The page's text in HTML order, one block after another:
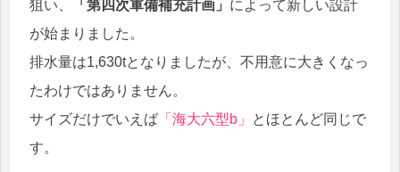
狙い、
「第四次軍備補充計画」 によって新しい設計
が始まりました。
排水量は1,630tとなりましたが、不用意に大きくなっ
たわけではありません。
サイズだけでいえば 「海大六型b」
とほとんど同じで
す。